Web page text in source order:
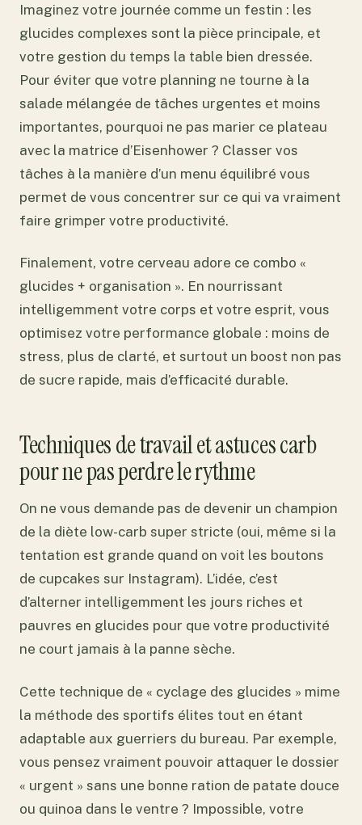
Imaginez votre journée comme un festin : les
glucides complexes sont la pièce principale, et
votre gestion du temps la table bien dressée.
Pour éviter que votre planning ne tourne à la
salade mélangée de tâches urgentes et moins
importantes, pourquoi ne pas marier ce plateau
avec la matrice d’Eisenhower ? Classer vos
tâches à la manière d’un menu équilibré vous
permet de vous concentrer sur ce qui va vraiment
faire grimper votre productivité.
Finalement, votre cerveau adore ce combo «
glucides + organisation ». En nourrissant
intelligemment votre corps et votre esprit, vous
optimisez votre performance globale : moins de
stress, plus de clarté, et surtout un boost non pas
de sucre rapide, mais d’efficacité durable.
Techniques de travail et astuces carb
pour ne pas perdre le rythme
On ne vous demande pas de devenir un champion
de la diète low-carb super stricte (oui, même si la
tentation est grande quand on voit les boutons
de cupcakes sur Instagram). L’idée, c’est
d’alterner intelligemment les jours riches et
pauvres en glucides pour que votre productivité
ne court jamais à la panne sèche.
Cette technique de « cyclage des glucides » mime
la méthode des sportifs élites tout en étant
adaptable aux guerriers du bureau. Par exemple,
vous pensez vraiment pouvoir attaquer le dossier
« urgent » sans une bonne ration de patate douce
ou quinoa dans le ventre ? Impossible, votre